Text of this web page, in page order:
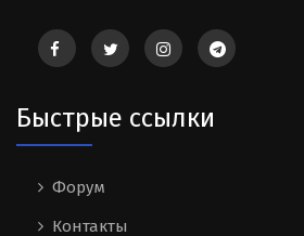
Быстрые ссылки
Форум
Контакты